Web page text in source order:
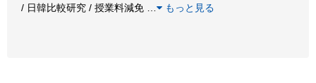
/ 日韓比較研究 / 授業料減免
もっと見る